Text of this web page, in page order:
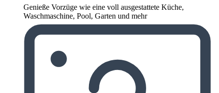
Genieße Vorzüge wie eine voll ausgestattete Küche,
Waschmaschine, Pool, Garten und mehr